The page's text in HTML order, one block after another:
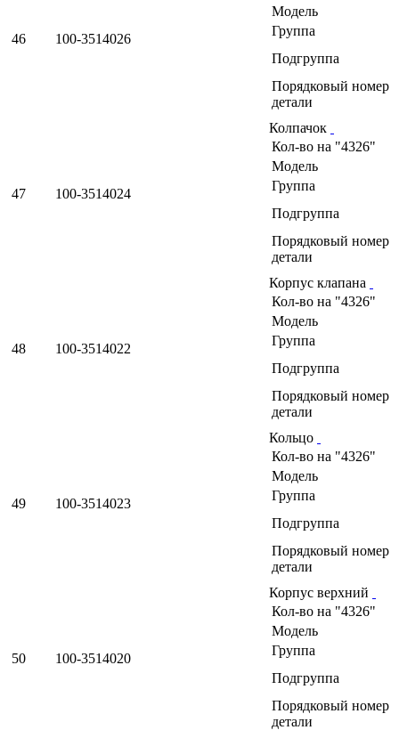
46 100-3514026
Модель
Группа
Подгруппа
Порядковый номер
детали
47 100-3514024
Колпачок
Кол-во на "4326"
Модель
Группа
Подгруппа
Порядковый номер
детали
48 100-3514022
Корпус клапана
Кол-во на "4326"
Модель
Группа
Подгруппа
Порядковый номер
детали
49 100-3514023
Кольцо
Кол-во на "4326"
Модель
Группа
Подгруппа
Порядковый номер
детали
50 100-3514020
Корпус верхний
Кол-во на "4326"
Модель
Группа
Подгруппа
Порядковый номер
детали